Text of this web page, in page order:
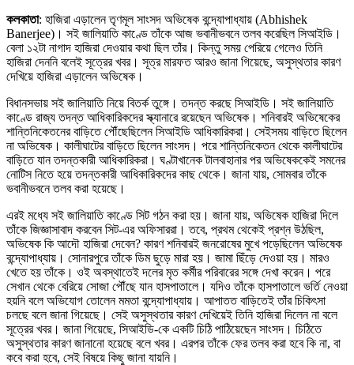
কলকাতা: হাজিরা এড়ালেন তৃণমূল সাংসদ অভিষেক বন্দ্যোপাধ্যায় (Abhishek
Banerjee)। সই জালিয়াতি কাণ্ডে তাঁকে আজ ভবানীভবনে তলব করেছিল সিআইডি।
বেলা ১২টা নাগাদ হাজিরা দেওয়ার কথা ছিল তাঁর। কিন্তু সময় পেরিয়ে গেলেও তিনি
হাজিরা দেননি বলেই সূত্রের খবর। সূত্র মারফত আরও জানা গিয়েছে, অসুস্থতার কারণ
দেখিয়ে হাজিরা এড়ালেন অভিষেক।
বিধানসভায় সই জালিয়াতি নিয়ে বিতর্ক তুঙ্গে। তদন্ত করছে সিআইডি। সই জালিয়াতি
কাণ্ডে রাজ্য তদন্ত আধিকারিকদের স্ক্যানারে রয়েছেন অভিষেক। শনিবারই অভিষেকের
শান্তিনিকেতনের বাড়িতে পৌঁছেছিলেন সিআইডি আধিকারিকরা। সেইসময় বাড়িতে ছিলেন
না অভিষেক। কালীঘাটের বাড়িতে ছিলেন সাংসদ। পরে শান্তিনিকেতন থেকে কালীঘাটের
বাড়িতে যান তদন্তকারী আধিকারিকরা। ঘণ্টাখানেক টালবাহানার পর অভিষেককেই সমনের
নোটিস নিতে হয়ে তদন্তকারী আধিকারিকদের কাছ থেকে। জানা যায়, সোমবার তাঁকে
ভবানীভবনে তলব করা হয়েছে।
এরই মধ্যে সই জালিয়াতি কাণ্ডে সিট গঠন করা হয়। জানা যায়, অভিষেক হাজিরা দিলে
তাঁকে জিজ্ঞাসাবাদ করবেন সিট-এর অফিসাররা। তবে, প্রথম থেকেই প্রশ্ন উঠছিল,
অভিষেক কি আদৌ হাজিরা দেবেন? কারণ শনিবারই জনরোষের মুখে পড়েছিলেন অভিষেক
বন্দ্যোপাধ্যায়। সোনারপুরে তাঁকে ডিম ছুড়ে মারা হয়। জামা ছিঁড়ে দেওয়া হয়। মারও
খেতে হয় তাঁকে। ওই অবস্থাতেই দলের মৃত কর্মীর পরিবারের সঙ্গে দেখা করেন। পরে
সেখান থেকে বেরিয়ে সোজা পৌঁছে যান হাসপাতালে। যদিও তাঁকে হাসপাতালে ভর্তি নেওয়া
হয়নি বলে অভিযোগ তোলেন মমতা বন্দ্যোপাধ্যায়। আপাতত বাড়িতেই তাঁর চিকিৎসা
চলছে বলে জানা গিয়েছে। সেই অসুস্থতার কারণ দেখিয়েই তিনি হাজিরা দিলেন না বলে
সূত্রের খবর। জানা গিয়েছে, সিআইডি-কে একটি চিঠি পাঠিয়েছেন সাংসদ। চিঠিতে
অসুস্থতার কারণ জানানো হয়েছে বলে খবর। এরপর তাঁকে ফের তলব করা হবে কি না, বা
কবে করা হবে, সেই বিষয়ে কিছু জানা যায়নি।